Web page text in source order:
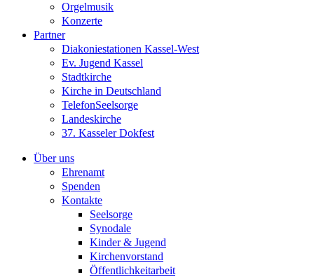
Orgelmusik
Konzerte
Partner
Diakoniestationen Kassel-West
Ev. Jugend Kassel
Stadtkirche
Kirche in Deutschland
TelefonSeelsorge
Landeskirche
37. Kasseler Dokfest
Über uns
Ehrenamt
Spenden
Kontakte
Seelsorge
Synodale
Kinder & Jugend
Kirchenvorstand
Öffentlichkeitarbeit